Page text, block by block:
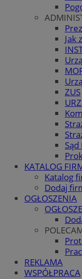
Jak
ZUS
KATALOG
Katalog
Dodaj
OGŁOSZENIA
REKLAMA
WSPÓŁPRACA